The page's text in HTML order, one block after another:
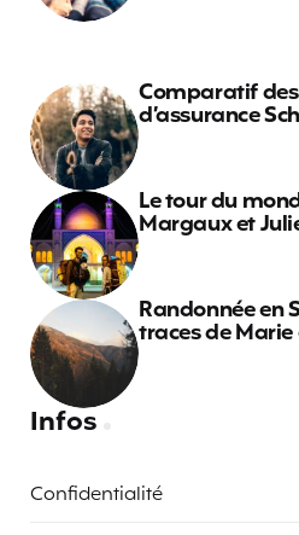
Comparatif
d’assurance
Le tour du
Margaux et
Randonnée en
traces de Marie
Infos
Confidentialité